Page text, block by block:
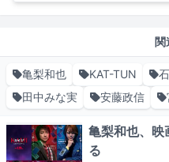
亀梨和也 KAT-TUN
田中みな実
安藤政信
亀梨和也、映
る